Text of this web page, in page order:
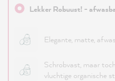
Lekker Robuust! -
Elegante, matte,
Schrobvast, maar
vluchtige organische